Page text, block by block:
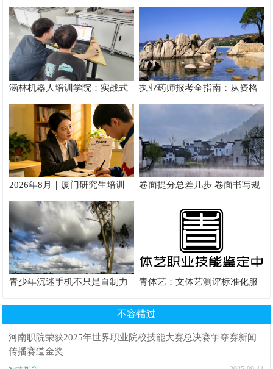
真实提分测评
攻略
涵林机器人培训学院：实战式
教学如何炼成
执业药师报考全指南：从资格
核验到备考落地完整手册
2026年8月｜厦门研究生培训
推荐
卷面提分总差几步 卷面书写规
青少年沉迷手机不只是自制力
青体艺：文体艺测评标准化服
不容错过
河南职院荣获2025年世界职业院校技能大赛总决赛争夺赛新闻
传播赛道金奖